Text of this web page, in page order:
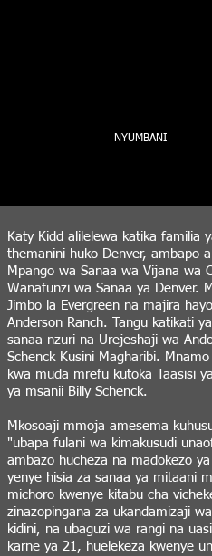
NYUMBANI
Katy Kidd alilelewa katika familia
themanini huko Denver, ambapo
Mpango wa Sanaa wa Vijana wa
Wanafunzi wa Sanaa ya Denver.
Jimbo la Evergreen na majira
Anderson Ranch. Tangu katikati
sanaa nzuri na Urejeshaji wa
Schenck Kusini Magharibi.
kwa muda mrefu kutoka Taasisi
ya msanii Billy Schenck.
Mkosoaji mmoja amesema
"ubapa fulani wa kimakusudi
ambazo hucheza na madokezo
yenye hisia za sanaa ya mitaani
michoro kwenye kitabu cha
zinazopingana za ukandamizaji
kidini, na ubaguzi wa rangi na
karne ya 21, huelekeza kwenye